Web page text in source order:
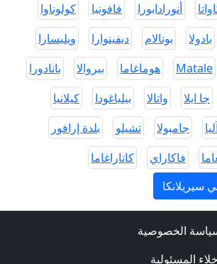
أنورادابورا فافونيا
كولوناوا
بادولا بوتالام ديفينوارا
ويليسارا
Matale هوماغاما بيروالا
بانادورا
جا ايلا واتالا بيلياغودا
كيلانيا
جامبولا تشيلو
بلدة إرافور
فاكاراي
كاتاراغاما
سيريلانكا
الخصوصية
المسئولية